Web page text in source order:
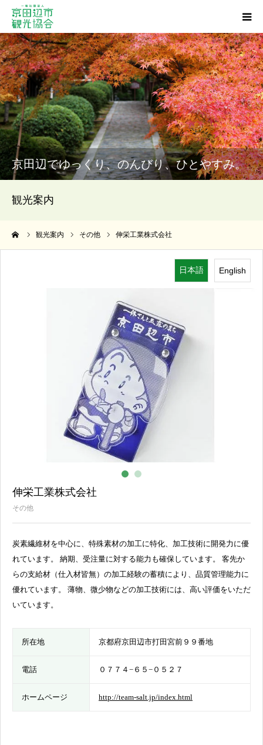
京田辺でゆっくり、のんびり、ひとやすみ。
観光案内
観光案内 その他 伸栄工業株式会社
日本語 English
伸栄工業株式会社
その他
炭素繊維材を中心に、特殊素材の加工に特化、加工技術に開発力に優
れています。 納期、受注量に対する能力も確保しています。 客先か
らの支給材（仕入材皆無）の加工経験の蓄積により、品質管理能力に
優れています。 薄物、微少物などの加工技術には、高い評価をいただ
いています。
所在地 京都府京田辺市打田宮前９９番地
電話 ０７７４−６５−０５２７
ホームページ http://team-salt.jp/index.html
観光スポット
グルメ
ショッピング
宿泊・温泉